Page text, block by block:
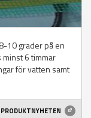
10 grader på en
6 timmar
för vatten samt